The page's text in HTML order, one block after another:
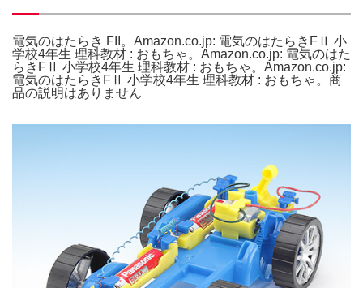
電気のはたらき FII。Amazon.co.jp: 電気のはたらきFⅡ 小
学校4年生 理科教材 : おもちゃ。Amazon.co.jp: 電気のはた
らきFⅡ 小学校4年生 理科教材 : おもちゃ。Amazon.co.jp:
電気のはたらきFⅡ 小学校4年生 理科教材 : おもちゃ。商
品の説明はありません